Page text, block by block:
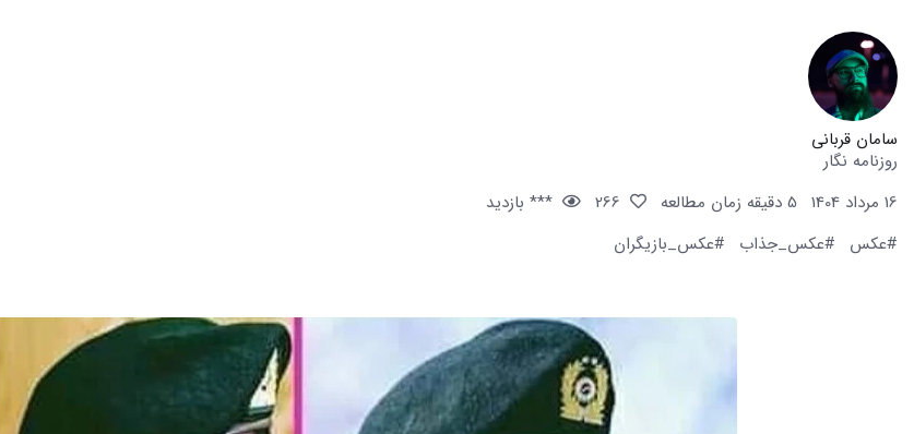
سامان قربانی
روزنامه نگار
16 مرداد 1404
5 دقیقه زمان مطالعه
*** بازدید
#عکس
#عکس_جذاب #عکس_بازیگران